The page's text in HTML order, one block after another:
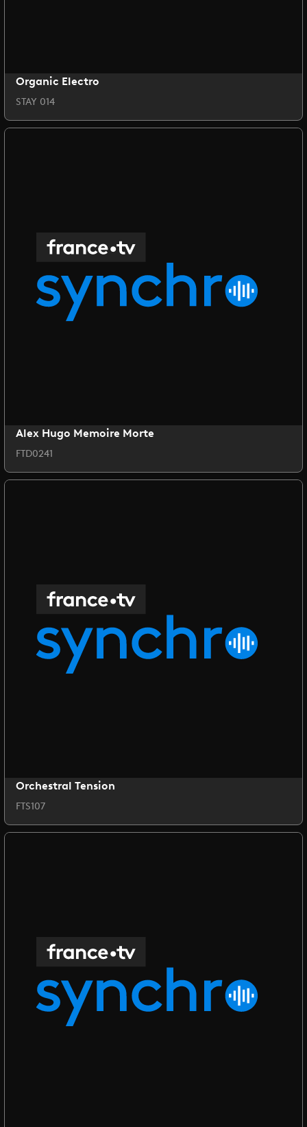
Organic Electro
STAY 014
Alex Hugo Memoire Morte
FTD0241
Orchestral Tension
FTS107